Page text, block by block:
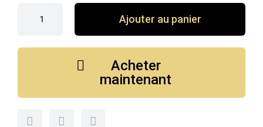
Ajouter au panier
Acheter
maintenant